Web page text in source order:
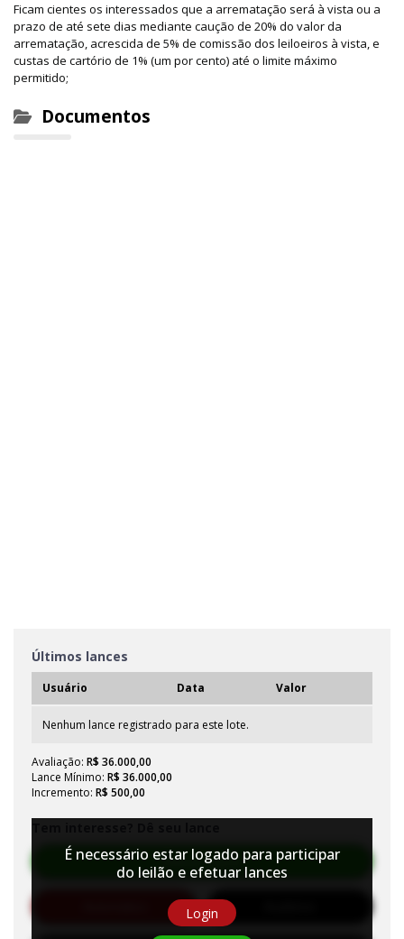
Ficam cientes os interessados que a arrematação será à vista ou a
prazo de até sete dias mediante caução de 20% do valor da
arrematação, acrescida de 5% de comissão dos leiloeiros à vista, e
custas de cartório de 1% (um por cento) até o limite máximo
permitido;
Documentos
Últimos lances
Usuário Data Valor
Nenhum lance registrado para este lote.
Avaliação: R$ 36.000,00
Lance Mínimo: R$ 36.000,00
Incremento: R$ 500,00
Efetuar Lance
É necessário estar logado para participar
do leilão e efetuar lances
Login